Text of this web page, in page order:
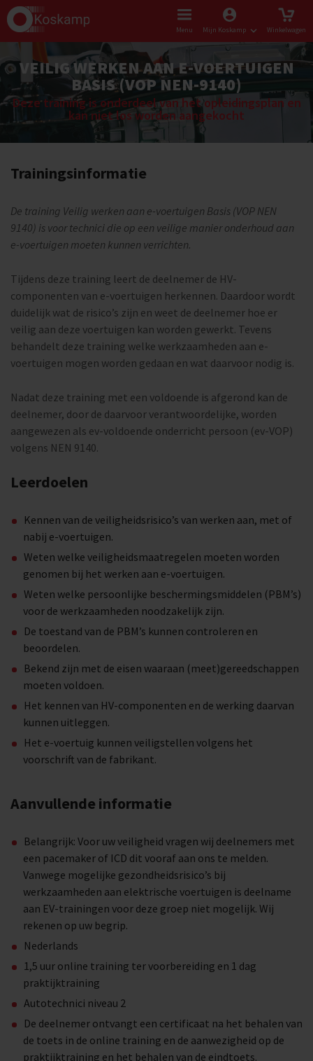
Menu Mijn Koskamp Winkelwagen
VEILIG WERKEN AAN E-VOERTUIGEN
BASIS (VOP NEN-9140)
Deze training is onderdeel van het opleidingsplan en
kan niet los worden aangekocht
Trainingsinformatie
De training Veilig werken aan e-voertuigen Basis (VOP NEN
9140) is voor technici die op een veilige manier onderhoud aan
e-voertuigen moeten kunnen verrichten.
Tijdens deze training leert de deelnemer de HV-
componenten van e-voertuigen herkennen. Daardoor wordt
duidelijk wat de risico’s zijn en weet de deelnemer hoe er
veilig aan deze voertuigen kan worden gewerkt. Tevens
behandelt deze training welke werkzaamheden aan e-
voertuigen mogen worden gedaan en wat daarvoor nodig is.
Nadat deze training met een voldoende is afgerond kan de
deelnemer, door de daarvoor verantwoordelijke, worden
aangewezen als ev-voldoende onderricht persoon (ev-VOP)
volgens NEN 9140.
Leerdoelen
Kennen van de veiligheidsrisico’s van werken aan, met of
nabij e-voertuigen.
Weten welke veiligheidsmaatregelen moeten worden
genomen bij het werken aan e-voertuigen.
Weten welke persoonlijke beschermingsmiddelen (PBM’s)
voor de werkzaamheden noodzakelijk zijn.
De toestand van de PBM’s kunnen controleren en
beoordelen.
Bekend zijn met de eisen waaraan (meet)gereedschappen
moeten voldoen.
Het kennen van HV-componenten en de werking daarvan
kunnen uitleggen.
Het e-voertuig kunnen veiligstellen volgens het
voorschrift van de fabrikant.
Aanvullende informatie
Belangrijk: Voor uw veiligheid vragen wij deelnemers met
een pacemaker of ICD dit vooraf aan ons te melden.
Vanwege mogelijke gezondheidsrisico’s bij
werkzaamheden aan elektrische voertuigen is deelname
aan EV-trainingen voor deze groep niet mogelijk. Wij
rekenen op uw begrip.
Nederlands
1,5 uur online training ter voorbereiding en 1 dag
praktijktraining
Autotechnici niveau 2
De deelnemer ontvangt een certificaat na het behalen van
de toets in de online training en de aanwezigheid op de
praktijktraining en het behalen van de eindtoets.